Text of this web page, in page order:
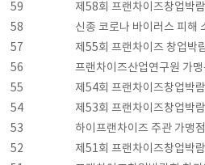
59
제58회 프랜차이즈창업박
58
신종 코로나 바이러스 피해
57
제55회 프랜차이즈 창업박
56
프랜차이즈산업연구원 가
55
제54회 프랜차이즈창업박
54
제53회 프랜차이즈창업박
53
하이프랜차이즈 주관 가맹
52
제51회 프랜차이즈창업박